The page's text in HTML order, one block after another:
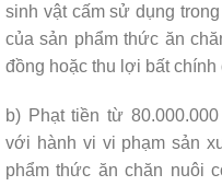
sinh vật cấm sử dụng
của sản phẩm thức ăn
đồng hoặc thu lợi bất
b) Phạt tiền từ
với hành vi vi phạm sản
phẩm thức ăn chăn nuôi